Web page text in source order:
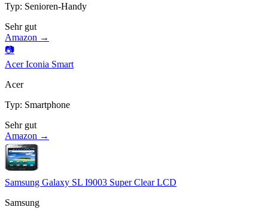
Typ: Senioren-Handy
Sehr gut
Amazon →
📷
Acer Iconia Smart
Acer
Typ: Smartphone
Sehr gut
Amazon →
Samsung Galaxy SL I9003 Super Clear LCD
Samsung